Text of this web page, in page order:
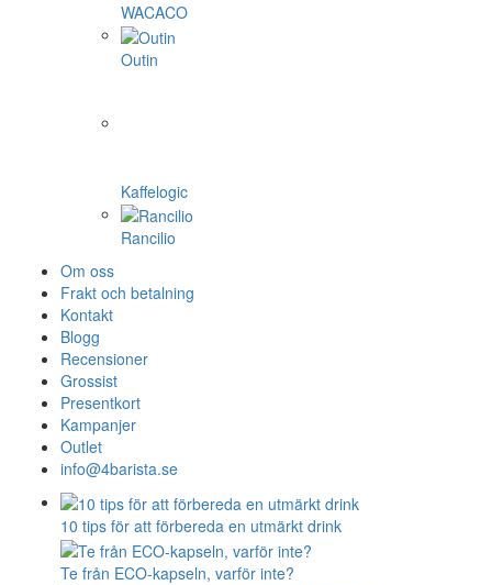
WACACO
Outin
Kaffelogic
Rancilio
Om oss
Frakt och betalning
Kontakt
Blogg
Recensioner
Grossist
Presentkort
Kampanjer
Outlet
info@4barista.se
10 tips för att förbereda en utmärkt drink
Te från ECO-kapseln, varför inte?